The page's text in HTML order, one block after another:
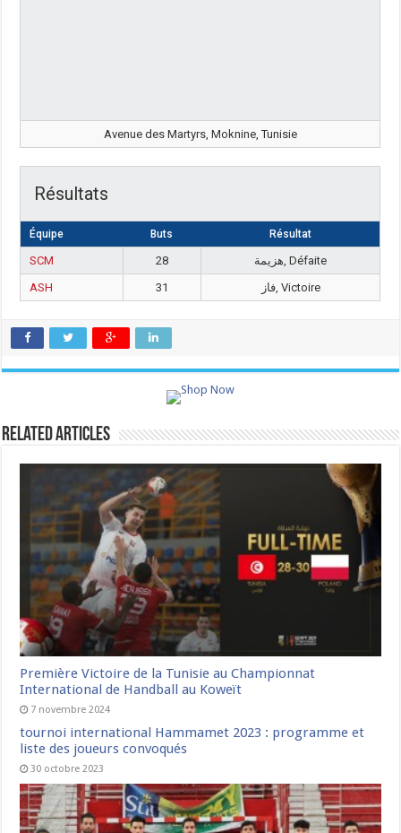
Avenue des Martyrs, Moknine, Tunisie
Résultats
Équipe Buts Résultat
SCM 28
هزيمة, Défaite
ASH
31 فاز, Victoire
Related Articles
Première Victoire de la Tunisie au Championnat
International de Handball au Koweït
7 novembre 2024
tournoi international Hammamet 2023 : programme et
liste des joueurs convoqués
30 octobre 2023